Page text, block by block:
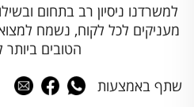
למשרדנו ניסיון רב בתחום
מעניקים לכל לקוח, נשמח
הטובים
שתף באמצעות